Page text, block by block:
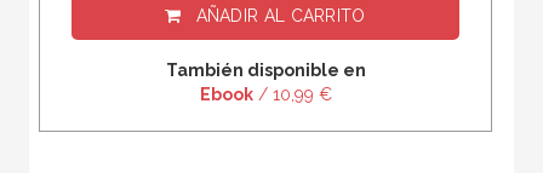
AÑADIR AL CARRITO
También disponible en
Ebook/ 10,99 €